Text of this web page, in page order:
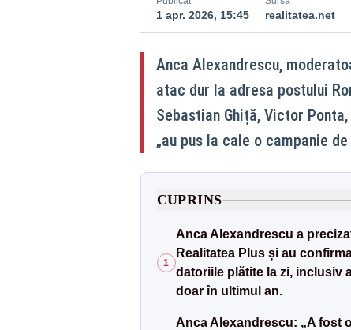
1 apr. 2026, 15:45 realitatea.net
Anca Alexandrescu,
atac dur la adresa postului
Sebastian Ghiță, Victor
„au pus la cale o campanie
CUPRINS
1
Anca Alexandrescu a
Realitatea Plus și au
datoriile plătite la zi, inclusiv
doar în ultimul an.
Anca Alexandrescu: „A fost